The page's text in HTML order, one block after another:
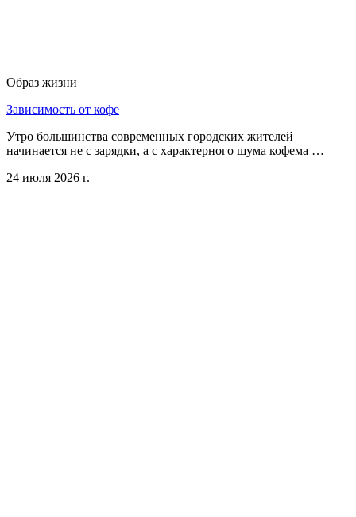
Образ жизни
Зависимость от кофе
Утро большинства современных городских жителей
начинается не с зарядки, а с характерного шума кофема …
24 июля 2026 г.